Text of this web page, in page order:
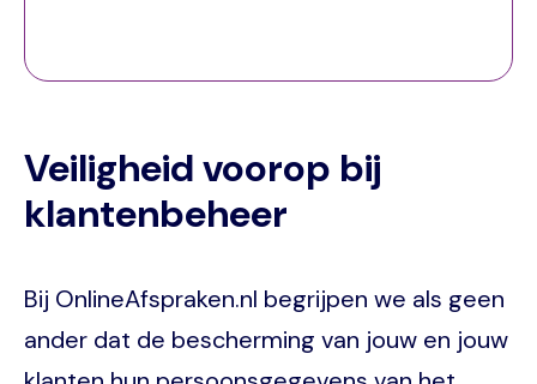
Veiligheid voorop bij
klantenbeheer
Bij OnlineAfspraken.nl begrijpen we als geen
ander dat de bescherming van jouw en jouw